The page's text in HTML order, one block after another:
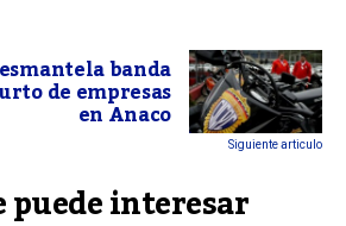
banda
de empresas
en Anaco
Siguiente articulo
puede interesar